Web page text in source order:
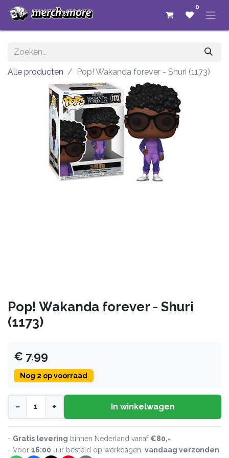
0
Alle producten Pop! Wakanda forever - Shuri (1173)
Pop! Wakanda forever - Shuri
(1173)
€ 7.99
Nog 2 op voorraad
− + In winkelwagen
- Gratis levering binnen Nederland vanaf €80,-
- Voor 16:00 uur besteld op werkdagen, vandaag verzonden